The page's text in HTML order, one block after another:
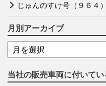
じゅんのすけ号（９６４）
月別アーカイブ
当社の販売車両に付いて